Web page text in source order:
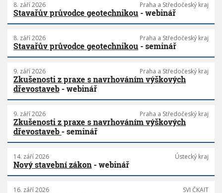
8. září 2026 Praha a Středočeský kraj
Stavařův průvodce geotechnikou - webinář
8. září 2026 Praha a Středočeský kraj
Stavařův průvodce geotechnikou - seminář
9. září 2026 Praha a Středočeský kraj
Zkušenosti z praxe s navrhováním výškových
dřevostaveb - webinář
9. září 2026 Praha a Středočeský kraj
Zkušenosti z praxe s navrhováním výškových
dřevostaveb - seminář
14. září 2026 Ústecký kraj
Nový stavební zákon - webinář
16. září 2026 SVI ČKAIT